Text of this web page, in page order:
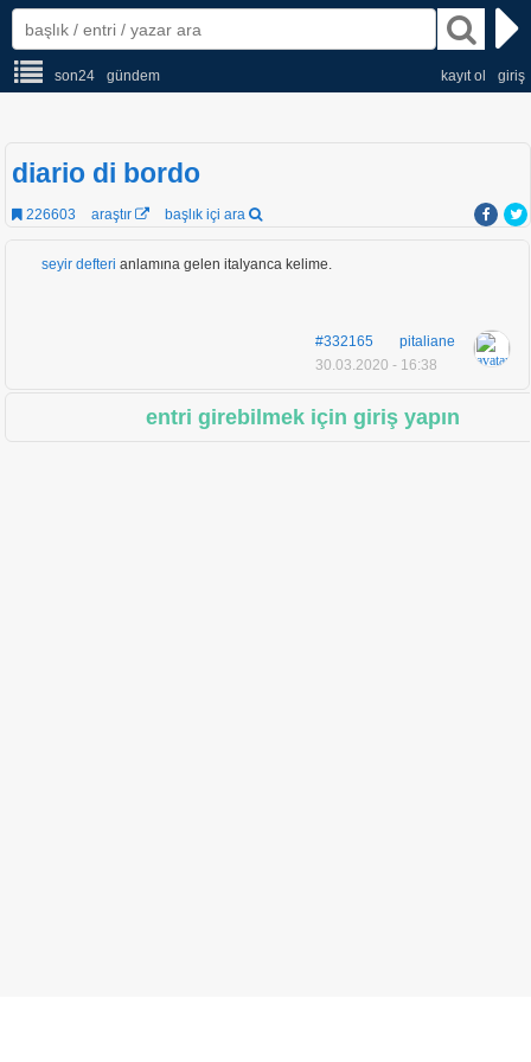
son24 gündem giriş
kayıt ol
diario di bordo
226603 araştır başlık içi ara
seyir defteri anlamına gelen italyanca kelime.
#332165
pitaliane
30.03.2020 - 16:38
entri girebilmek için giriş yapın